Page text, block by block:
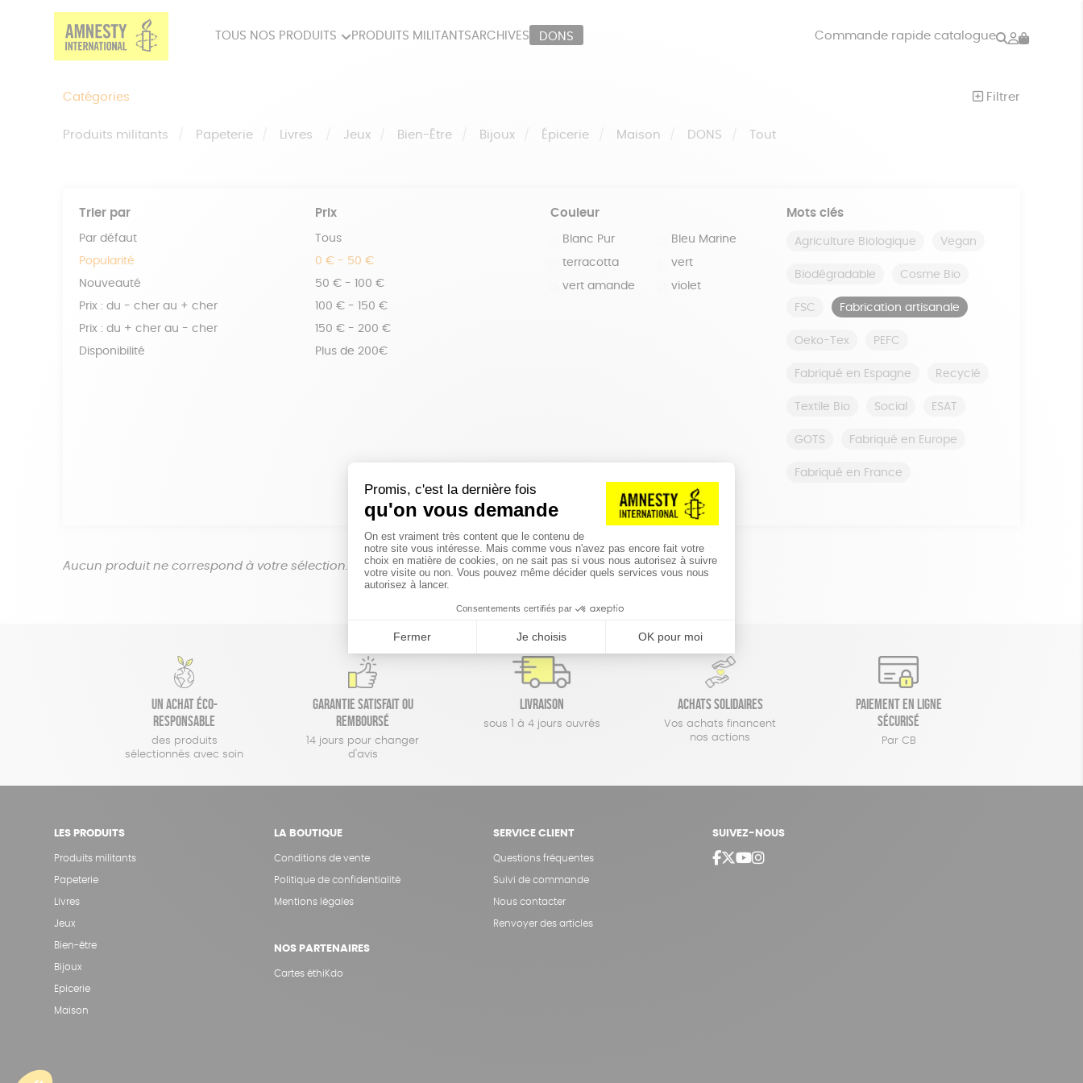
TOUS NOS PRODUITS PRODUITS MILITANTSARCHIVES DONS Commande rapide catalogue Rechercher
Mon
Catégories Filtrer
Produits militants Papeterie Livres Jeux Bien-Être Bijoux Épicerie Maison DONS Tout
Trier par
Par défaut
Popularité
Nouveauté
Prix : du - cher au + cher
Prix : du + cher au - cher
Disponibilité
Prix
Tous
0 € - 50 €
50 € - 100 €
100 € - 150 €
150 € - 200 €
Plus de 200€
Couleur
Blanc Pur Bleu Marine
terracotta vert
vert amande violet
Mots clés
Agriculture Biologique Vegan
Biodégradable Cosme Bio
FSC Fabrication artisanale
Oeko-Tex PEFC
Fabriqué en Espagne Recyclé
Textile Bio Social ESAT
GOTS Fabriqué en Europe
Fabriqué en France
Aucun produit ne correspond à votre sélection.
Un achat éco-
responsable
des produits
sélectionnés avec soin
Garantie satisfait ou
remboursé
14 jours pour changer
d'avis
Livraison
sous 1 à 4 jours ouvrés
Achats solidaires
Vos achats financent
nos actions
Paiement en ligne
sécurisé
Par CB
LES PRODUITS
Produits militants
Papeterie
Livres
Jeux
Bien-être
Bijoux
Epicerie
Maison
LA BOUTIQUE
Conditions de vente
Politique de confidentialité
Mentions légales
NOS PARTENAIRES
Cartes éthiKdo
SERVICE CLIENT
Questions fréquentes
Suivi de commande
Nous contacter
Renvoyer des articles
SUIVEZ-NOUS